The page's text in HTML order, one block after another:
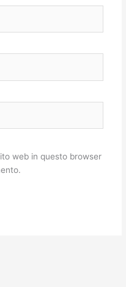
web in questo browser